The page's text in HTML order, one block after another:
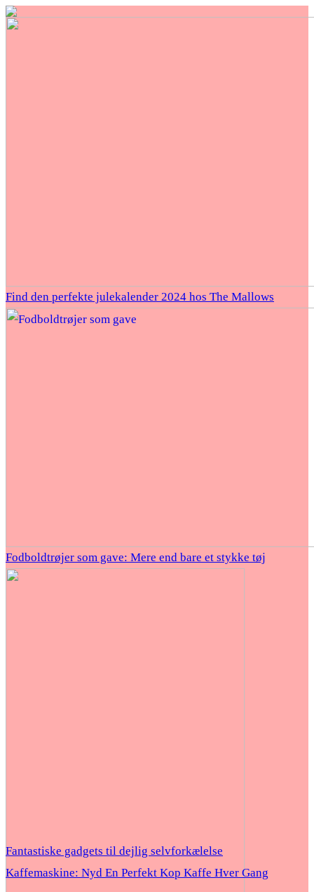
Find den perfekte julekalender 2024 hos The Mallows
Fodboldtrøjer som gave: Mere end bare et stykke tøj
Fantastiske gadgets til dejlig selvforkælelse
Kaffemaskine: Nyd En Perfekt Kop Kaffe Hver Gang